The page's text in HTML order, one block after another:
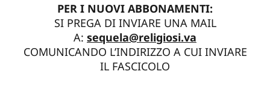
PER I NUOVI ABBONAMENTI:
SI PREGA DI INVIARE UNA MAIL
A: sequela@religiosi.va
COMUNICANDO L’INDIRIZZO A CUI INVIARE
IL FASCICOLO